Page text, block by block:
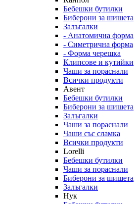
Бебешки бутилки
Биберони за шишета
Залъгалки
- Анатомична форма
- Симетрична форма
- Форма черешка
Клипсове и кутийки
Чаши за пораснали
Всички продукти
Авент
Бебешки бутилки
Биберони за шишета
Залъгалки
Чаши за пораснали
Чаши със сламка
Всички продукти
Lorelli
Бебешки бутилки
Чаши за пораснали
Биберони за шишета
Залъгалки
Нук